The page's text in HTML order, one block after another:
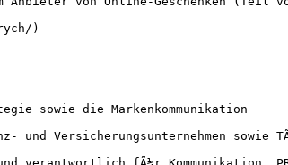
)
sowie die Markenkommunikation
und Versicherungsunternehmen